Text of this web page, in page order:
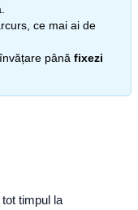
ce mai ai de
până fixezi
timpul la